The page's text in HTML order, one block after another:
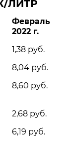
ЛИТР
Февраль
2022 г.
1,38 руб.
8,04 руб.
8,60 руб.
2,68 руб.
6,19 руб.